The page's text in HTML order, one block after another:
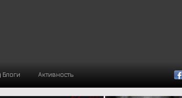
Блоги Активность